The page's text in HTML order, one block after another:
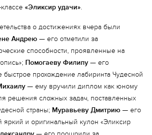
«Эликсир удачи».
о достижениях вчера были
Андрею — его отметили за
способности, проявленные на
Помогаеву Филипу — его
быстрое прохождение лабиринта Чудесной
— ему вручили диплом как юному
решения сложных задач, поставленных
страны; Муравьеву Дмитрию — его
и оригинальный кулон «Эликсир